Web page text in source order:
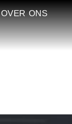
OVER ONS